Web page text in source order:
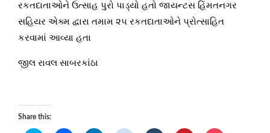
રકતદાતાઓને ઉત્સાહ પુરો પાડ્યો હતો જાયન્ટસ હિંમતનગર
સહિયર એક્મ દ્વારા તમામ ૨૫ રકતદાતાઓને પ્રોત્સાહિત
કરવામાં આવ્યા હતા
જીલ રાવલ સાબરકાંઠા
Share this: